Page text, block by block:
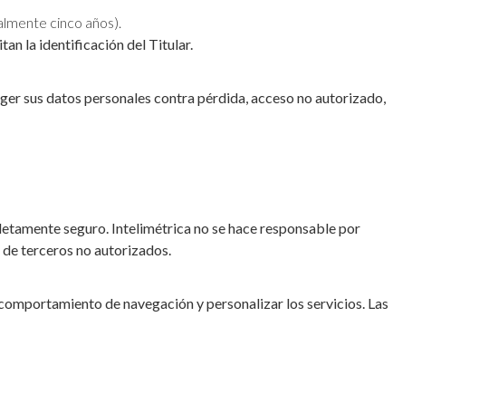
cinco años).
la identificación del Titular.
sus datos personales contra pérdida, acceso no autorizado,
seguro. Intelimétrica no se hace responsable por
terceros no autorizados.
de navegación y personalizar los servicios. Las